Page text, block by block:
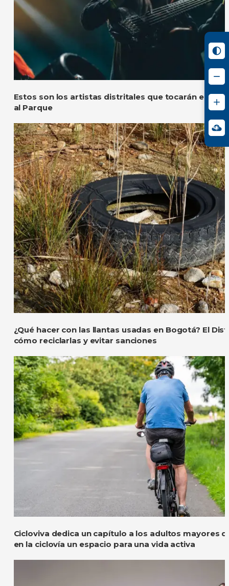
Estos son los artistas distritales que tocarán en los
al Parque
¿Qué hacer con las llantas usadas en Bogotá? El
cómo reciclarlas y evitar sanciones
Cicloviva dedica un capítulo a los adultos mayores
en la ciclovía un espacio para una vida activa